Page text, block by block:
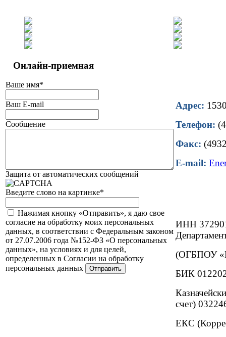
Онлайн-приемная
Ваше имя*
Ваш E-mail
Сообщение
Защита от автоматических сообщений
Введите слово на картинке*
Нажимая кнопку «Отправить», я даю свое
согласие на обработку моих персональных
данных, в соответствии с Федеральным законом
от 27.07.2006 года №152-ФЗ «О персональных
данных», на условиях и для целей,
определенных в Согласии на обработку
персональных данных
Адрес:
Телефон:
Факс:
E-mail:
ИНН
(ОГБПОУ
БИК
счет)
ЕКС